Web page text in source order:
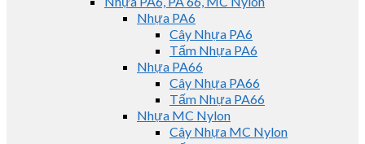
Nhựa PA6
Cây Nhựa PA6
Tấm Nhựa PA6
Nhựa PA66
Cây Nhựa PA66
Tấm Nhựa PA66
Nhựa MC Nylon
Cây Nhựa MC Nylon